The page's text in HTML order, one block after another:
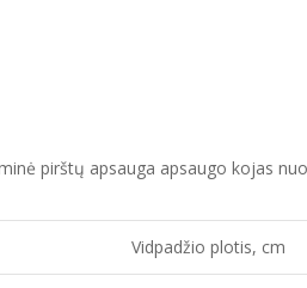
pirštų apsauga apsaugo kojas
Vidpadžio plotis, cm